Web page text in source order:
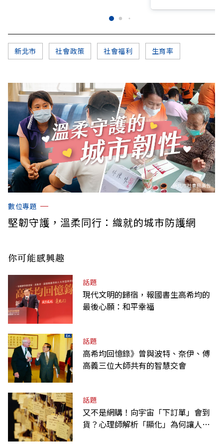
新北市 社會政策 社會福利 生育率
數位專題
堅韌守護，溫柔同行：織就的城市防護網
你可能感興趣
話題
現代文明的歸宿，報國書生高希均的
最後心願：和平幸福
話題
高希均回憶錄》曾與波特、奈伊、傅
高義三位大師共有的智慧交會
話題
又不是網購！向宇宙「下訂單」會到
貨？心理師解析「顯化」為何讓人無